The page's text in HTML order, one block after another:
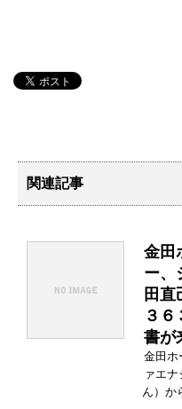
関連記事
金田
ー、
田直
３
書が
金田ホ
ァエ
ん）か